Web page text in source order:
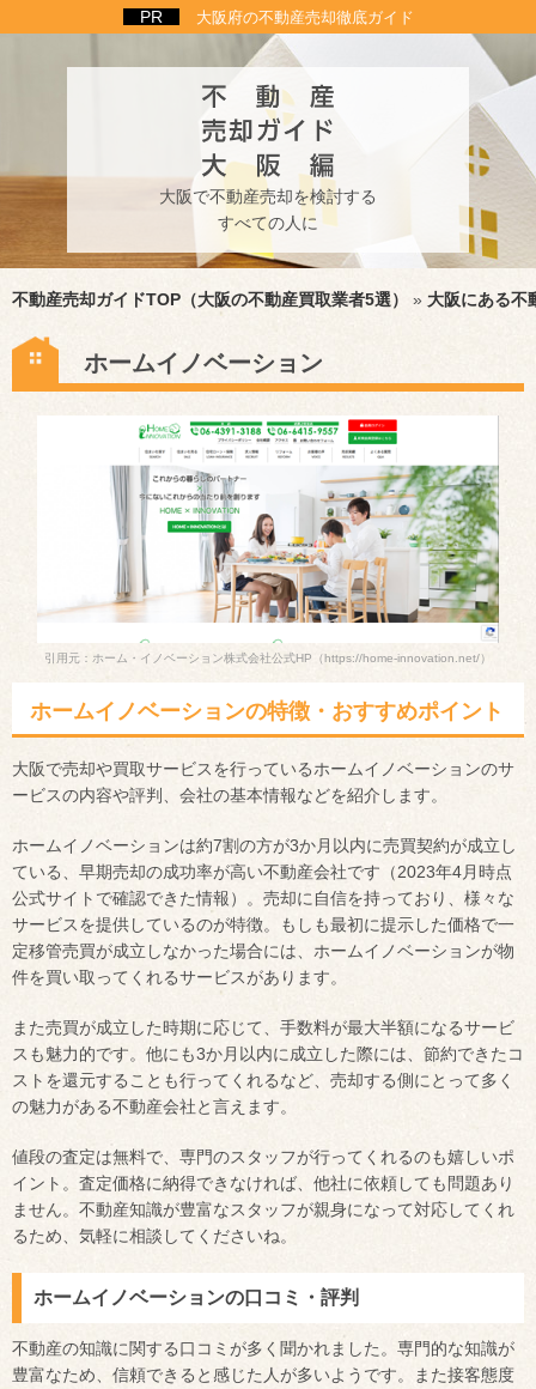
大阪府の不動産売却徹底ガイド
大阪で不動産売却を検討する
すべての人に
不動産売却ガイドTOP（大阪の不動産買取業者5選） » 大阪にある不
ホームイノベーション
引用元：ホーム・イノベーション株式会社公式HP （https://home-innovation.net/）
ホームイノベーションの特徴・おすすめポイント
大阪で売却や買取サービスを行っているホームイノベーションのサ
ービスの内容や評判、会社の基本情報などを紹介します。
ホームイノベーションは約7割の方が3か月以内に売買契約が成立し
ている、早期売却の成功率が高い不動産会社です（2023年4月時点
公式サイトで確認できた情報）。売却に自信を持っており、様々な
サービスを提供しているのが特徴。もしも最初に提示した価格で一
定移管売買が成立しなかった場合には、ホームイノベーションが物
件を買い取ってくれるサービスがあります。
また売買が成立した時期に応じて、手数料が最大半額になるサービ
スも魅力的です。他にも3か月以内に成立した際には、節約できたコ
ストを還元することも行ってくれるなど、売却する側にとって多く
の魅力がある不動産会社と言えます。
値段の査定は無料で、専門のスタッフが行ってくれるのも嬉しいポ
イント。査定価格に納得できなければ、他社に依頼しても問題あり
ません。不動産知識が豊富なスタッフが親身になって対応してくれ
るため、気軽に相談してくださいね。
ホームイノベーションの口コミ・評判
不動産の知識に関する口コミが多く聞かれました。専門的な知識が
豊富なため、信頼できると感じた人が多いようです。また接客態度